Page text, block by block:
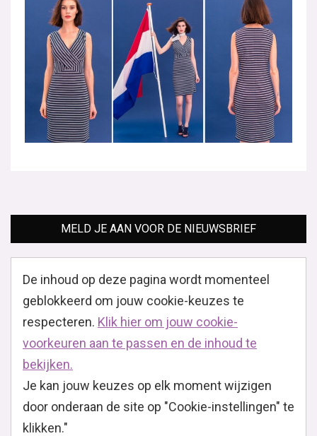
MELD JE AAN VOOR DE NIEUWSBRIEF
De inhoud op deze pagina wordt momenteel
geblokkeerd om jouw cookie-keuzes te
respecteren. Klik hier om jouw cookie-
voorkeuren aan te passen en de inhoud te
bekijken.
Je kan jouw keuzes op elk moment wijzigen
door onderaan de site op "Cookie-instellingen" te
klikken."